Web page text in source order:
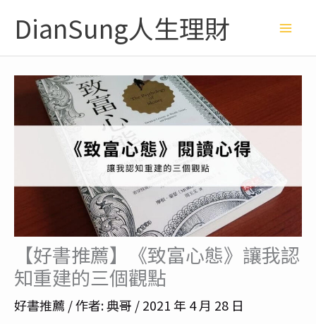
DianSung人生理財
【好書推薦】《致富心態》讓我認
知重建的三個觀點
好書推薦 / 作者:典哥 /2021 年 4 月 28 日